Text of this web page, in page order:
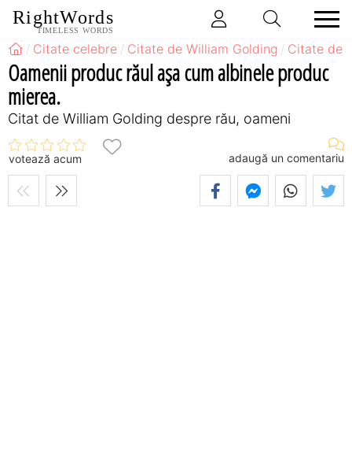
RightWords
TIMELESS WORDS
Citate celebre Citate de William Golding Citate de
Oamenii produc răul aşa cum albinele produc
mierea.
Citat de William Golding despre rău, oameni
votează acum adaugă un comentariu